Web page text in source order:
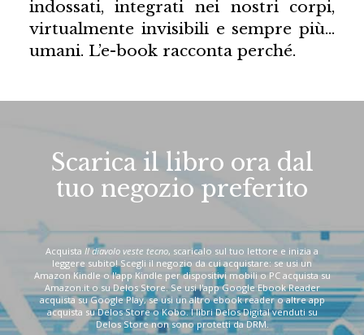
indossati, integrati nei nostri corpi,
virtualmente invisibili e sempre più…
umani. L’e-book racconta perché.
Scarica il libro ora dal
tuo negozio preferito
Acquista Il diavolo veste tecno, scaricalo sul tuo lettore e inizia a
leggere subito! Scegli il negozio da cui acquistare: se usi un
Amazon Kindle o l'app Kindle per dispositivi mobili o PC acquista su
Amazon.it o su Delos Store. Se usi l'app Google Ebook Reader
acquista su Google Play, se usi un altro ebook reader o altre app
acquista su Delos Store o Kobo. I libri Delos Digital venduti su
Delos Store non sono protetti da DRM.